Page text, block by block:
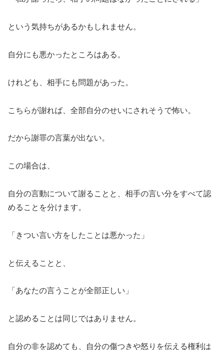
という気持ちがあるかもしれません。
自分にも悪かったところはある。
けれども、相手にも問題があった。
こちらが謝れば、全部自分のせいにされそうで怖い。
だから謝罪の言葉が出ない。
この場合は、
自分の言動について謝ることと、相手の言い分をすべて認
めることを分けます。
「きつい言い方をしたことは悪かった」
と伝えることと、
「あなたの言うことが全部正しい」
と認めることは同じではありません。
自分の非を認めても、自分の傷つきや怒りを伝える権利は